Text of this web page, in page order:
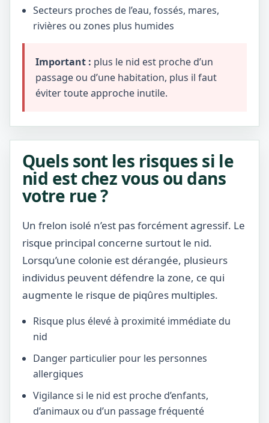
Secteurs proches de l’eau, fossés, mares,
rivières ou zones plus humides
Important : plus le nid est proche d’un
passage ou d’une habitation, plus il faut
éviter toute approche inutile.
Quels sont les risques si le
nid est chez vous ou dans
votre rue ?
Un frelon isolé n’est pas forcément agressif. Le
risque principal concerne surtout le nid.
Lorsqu’une colonie est dérangée, plusieurs
individus peuvent défendre la zone, ce qui
augmente le risque de piqûres multiples.
Risque plus élevé à proximité immédiate du
nid
Danger particulier pour les personnes
allergiques
Vigilance si le nid est proche d’enfants,
d’animaux ou d’un passage fréquenté